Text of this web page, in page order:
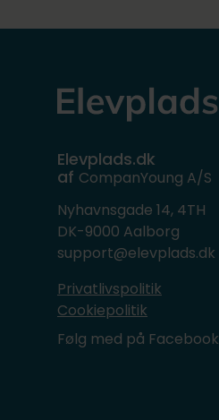
Elevplads.dk
af CompanYoung A/S
Nyhavnsgade 14, 4TH
DK-9000 Aalborg
support@elevplads.dk
Privatlivspolitik
Cookiepolitik
Følg med på Facebook